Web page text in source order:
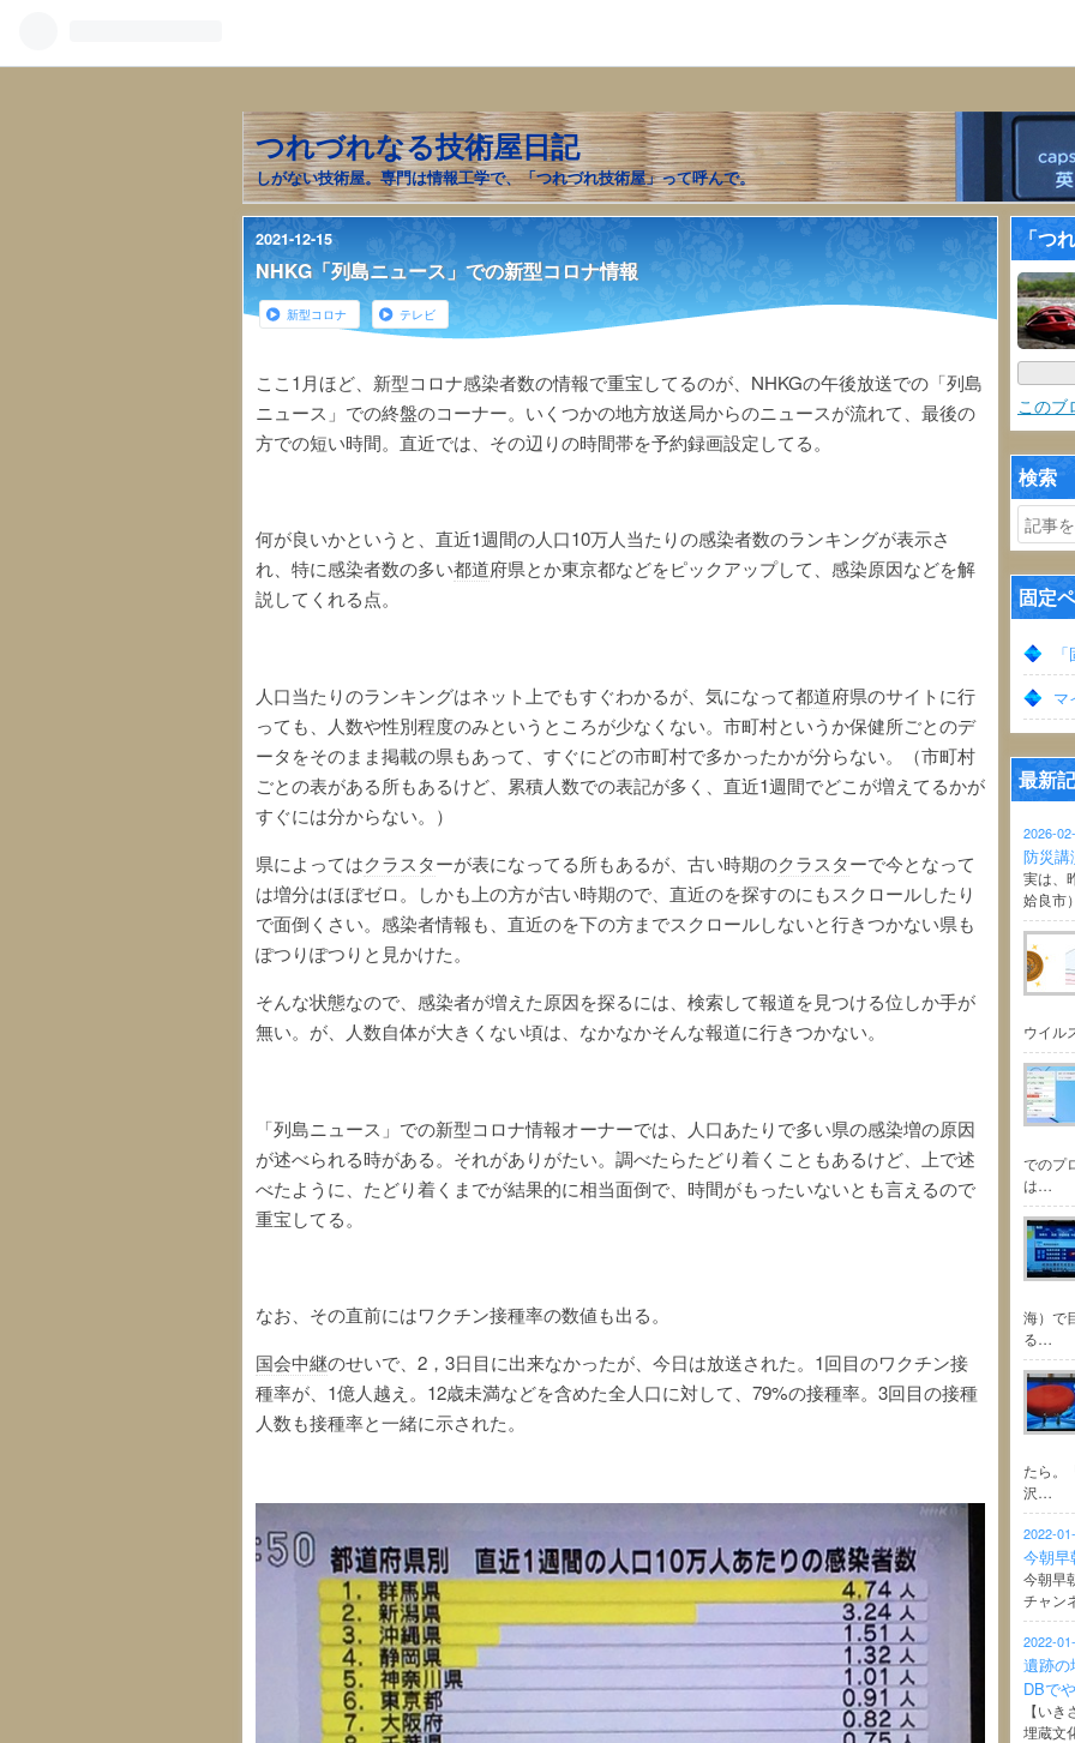
つれづれなる技術屋日記
しがない技術屋。専門は情報工学で、「つれづれ技術屋」って呼んで。
2021-12-15
NHKG「列島ニュース」での新型コロナ情報
新型コロナ テレビ
ここ1月ほど、新型コロナ感染者数の情報で重宝してるのが、NHKGの午後放送での「列島
ニュース」での終盤のコーナー。いくつかの地方放送局からのニュースが流れて、最後の
方での短い時間。直近では、その辺りの時間帯を予約録画設定してる。
何が良いかというと、直近1週間の人口10万人当たりの感染者数のランキングが表示さ
れ、特に感染者数の多い都道府県とか東京都などをピックアップして、感染原因などを解
説してくれる点。
人口当たりのランキングはネット上でもすぐわかるが、気になって都道府県のサイトに行
っても、人数や性別程度のみというところが少なくない。市町村というか保健所ごとのデ
ータをそのまま掲載の県もあって、すぐにどの市町村で多かったかが分らない。（市町村
ごとの表がある所もあるけど、累積人数での表記が多く、直近1週間でどこが増えてるかが
すぐには分からない。）
県によってはクラスターが表になってる所もあるが、古い時期のクラスターで今となって
は増分はほぼゼロ。しかも上の方が古い時期ので、直近のを探すのにもスクロールしたり
で面倒くさい。感染者情報も、直近のを下の方までスクロールしないと行きつかない県も
ぽつりぽつりと見かけた。
そんな状態なので、感染者が増えた原因を探るには、検索して報道を見つける位しか手が
無い。が、人数自体が大きくない頃は、なかなかそんな報道に行きつかない。
「列島ニュース」での新型コロナ情報オーナーでは、人口あたりで多い県の感染増の原因
が述べられる時がある。それがありがたい。調べたらたどり着くこともあるけど、上で述
べたように、たどり着くまでが結果的に相当面倒で、時間がもったいないとも言えるので
重宝してる。
なお、その直前にはワクチン接種率の数値も出る。
国会中継のせいで、2，3日目に出来なかったが、今日は放送された。1回目のワクチン接
種率が、1億人越え。12歳未満などを含めた全人口に対して、79%の接種率。3回目の接種
人数も接種率と一緒に示された。
「つ
このブ
検索
固定
マ
最新
2026-
防災
実は、
姶良市
ウイル
でのプ
は…
海）で
る…
たら。
沢…
2022-
今朝早
今朝早
チャン
2022-
遺跡
DBで
【い
埋蔵文